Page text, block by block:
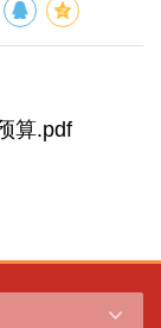
算.pdf